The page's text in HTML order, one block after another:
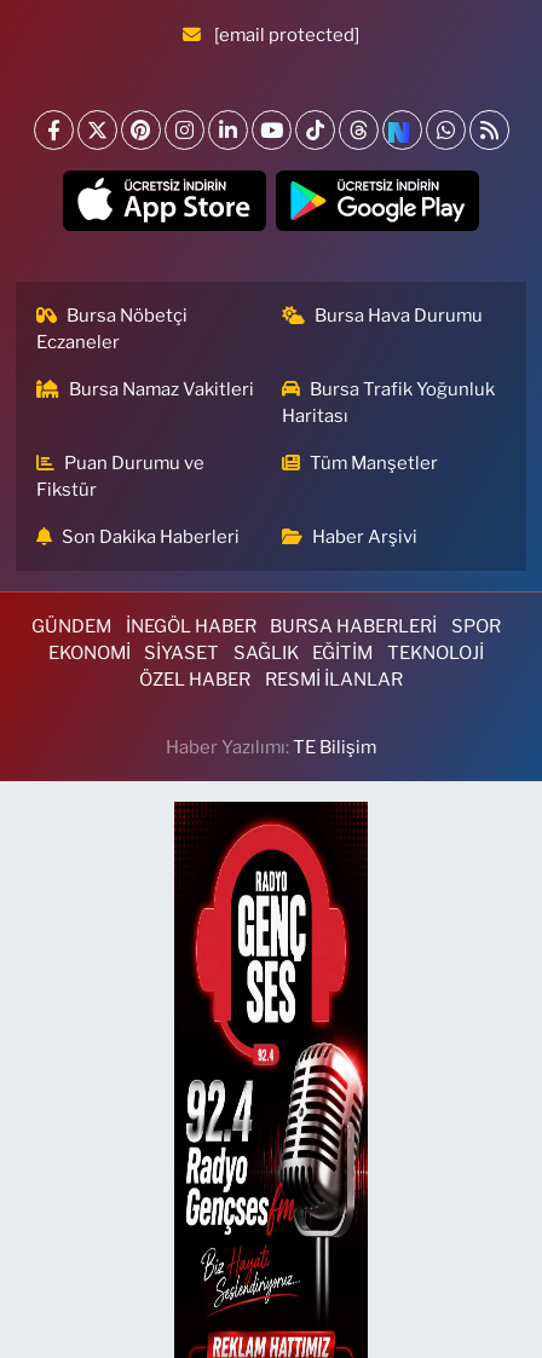
[email protected]
Bursa Nöbetçi
Eczaneler
Bursa Hava Durumu
Bursa Namaz Vakitleri
Bursa Trafik Yoğunluk
Haritası
Puan Durumu ve
Fikstür
Tüm Manşetler
Son Dakika Haberleri Haber Arşivi
GÜNDEM İNEGÖL HABER BURSA HABERLERİ
SPOR
EKONOMİ
SİYASET SAĞLIK EĞİTİM
TEKNOLOJİ
ÖZEL HABER
RESMİ İLANLAR
Haber Yazılımı:TE Bilişim